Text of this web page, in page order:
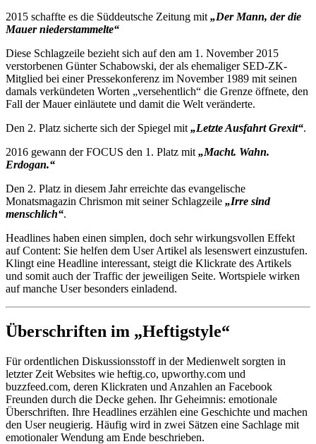
2015 schaffte es die Süddeutsche Zeitung mit „Der Mann, der die
Mauer niederstammelte“
Diese Schlagzeile bezieht sich auf den am 1. November 2015
verstorbenen Günter Schabowski, der als ehemaliger SED-ZK-
Mitglied bei einer Pressekonferenz im November 1989 mit seinen
damals verkündeten Worten „versehentlich“ die Grenze öffnete, den
Fall der Mauer einläutete und damit die Welt veränderte.
Den 2. Platz sicherte sich der Spiegel mit „Letzte Ausfahrt Grexit“.
2016 gewann der FOCUS den 1. Platz mit „Macht. Wahn.
Erdogan.“
Den 2. Platz in diesem Jahr erreichte das evangelische
Monatsmagazin Chrismon mit seiner Schlagzeile „Irre sind
menschlich“.
Headlines haben einen simplen, doch sehr wirkungsvollen Effekt
auf Content: Sie helfen dem User Artikel als lesenswert einzustufen.
Klingt eine Headline interessant, steigt die Klickrate des Artikels
und somit auch der Traffic der jeweiligen Seite. Wortspiele wirken
auf manche User besonders einladend.
Überschriften im „Heftigstyle“
Für ordentlichen Diskussionsstoff in der Medienwelt sorgten in
letzter Zeit Websites wie heftig.co, upworthy.com und
buzzfeed.com, deren Klickraten und Anzahlen an Facebook
Freunden durch die Decke gehen. Ihr Geheimnis: emotionale
Überschriften. Ihre Headlines erzählen eine Geschichte und machen
den User neugierig. Häufig wird in zwei Sätzen eine Sachlage mit
emotionaler Wendung am Ende beschrieben.